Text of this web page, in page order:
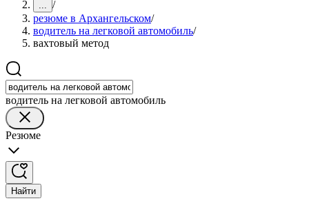
... /
резюме в Архангельском/
водитель на легковой автомобиль/
вахтовый метод
водитель на легковой автомобиль
Резюме
Найти